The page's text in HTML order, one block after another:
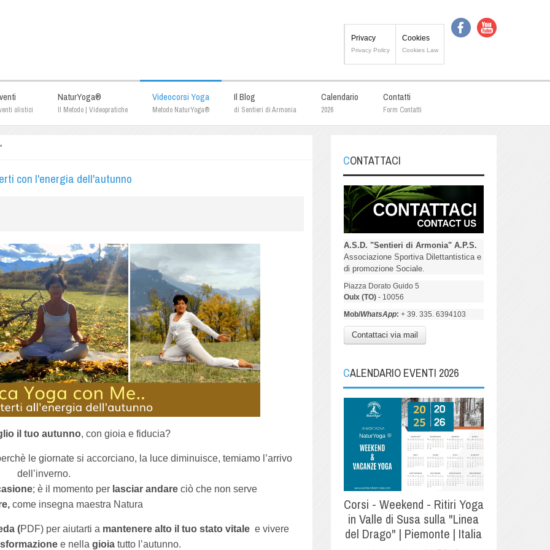
Privacy
Privacy Policy
Cookies
Cookies Law
olistici
NaturYoga®
Il Metodo | Videopratiche
Videocorsi Yoga
Metodo NaturYoga®
Il Blog
di Sentieri di Armonia
Calendario
2026
Contatti
Form Contatti
con l'energia dell'autunno
il tuo autunno, con gioia e fiducia?
le giornate si accorciano, la luce diminuisce, temiamo l’arrivo
dell’inverno.
; è il momento per lasciar andareciò che non serve
come insegna maestra Natura
(PDF) per aiutarti a mantenere alto il tuo stato vitale e vivere
e nella gioiatutto l’autunno.
CONTATTACI
A.S.D. "Sentieri di Armonia" A.P.S.
Associazione Sportiva Dilettantistica e
di promozione Sociale.
Piazza Dorato Guido 5
Oulx (TO)- 10056
Mob/WhatsApp: + 39. 335. 6394103
Contattaci via mail
CALENDARIO EVENTI 2026
Corsi - Weekend - Ritiri Yoga
in Valle di Susa sulla "Linea
del Drago" | Piemonte | Italia